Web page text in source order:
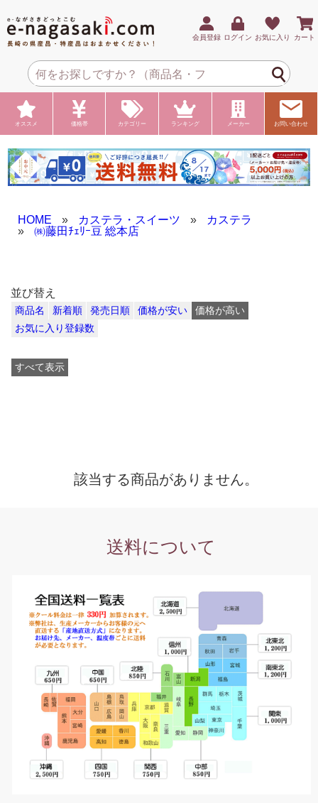
会員登録 ログイン お気に入り カート
オススメ 価格帯 カテゴリー ランキング メーカー お問い合わせ
HOME » カステラ・スイーツ »
カステラ
»
㈱藤田ﾁｪﾘｰ豆 総本店
並び替え
商品名 新着順 発売日順 価格が安い
価格が高い
お気に入り登録数
すべて表示
該当する商品がありません。
送料について